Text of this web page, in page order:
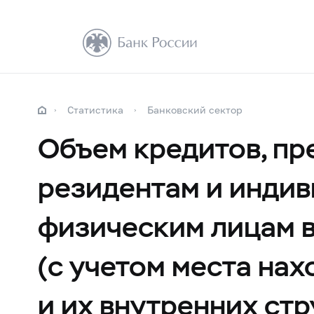
Статистика Банковский сектор
Объем кредитов,
резидентам и
физическим лицам
(с учетом места
и их внутренних